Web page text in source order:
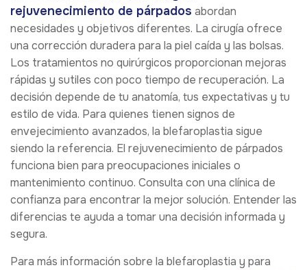
rejuvenecimiento de párpados abordan
necesidades y objetivos diferentes. La cirugía ofrece
una corrección duradera para la piel caída y las bolsas.
Los tratamientos no quirúrgicos proporcionan mejoras
rápidas y sutiles con poco tiempo de recuperación. La
decisión depende de tu anatomía, tus expectativas y tu
estilo de vida. Para quienes tienen signos de
envejecimiento avanzados, la blefaroplastia sigue
siendo la referencia. El rejuvenecimiento de párpados
funciona bien para preocupaciones iniciales o
mantenimiento continuo. Consulta con una clínica de
confianza para encontrar la mejor solución. Entender las
diferencias te ayuda a tomar una decisión informada y
segura.
Para más información sobre la blefaroplastia y para